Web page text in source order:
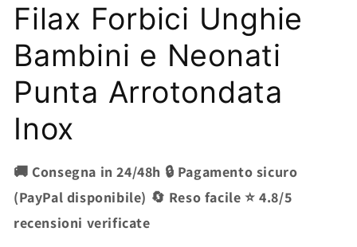
multimediali
1
finestra
modale
Filax Forbici Unghie
Bambini e Neonati
Punta Arrotondata
Inox
🚚 Consegna in 24/48h 🔒 Pagamento sicuro
(PayPal disponibile) 🔄 Reso facile ⭐ 4.8/5
recensioni verificate